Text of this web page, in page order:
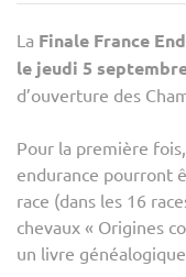
La Finale France
le jeudi 5
d’ouverture des
Pour la première
endurance pourront
race (dans les 16
chevaux « Origines
un livre généalogique.